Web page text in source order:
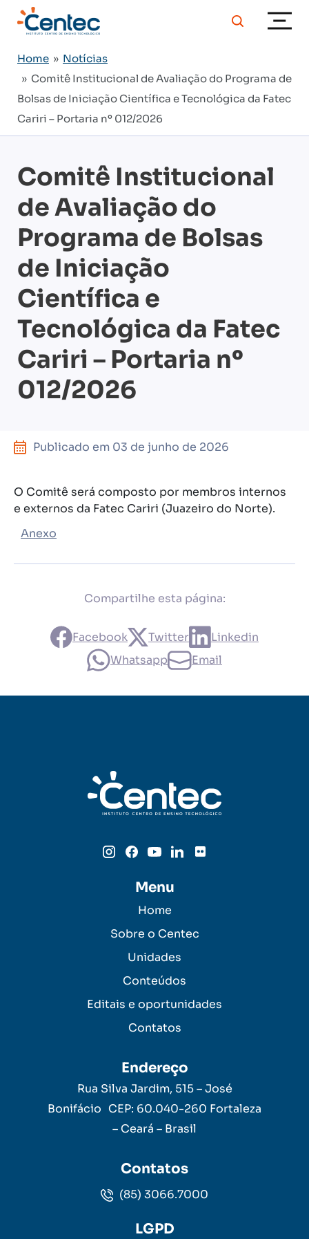
Home » Notícias
» Comitê Institucional de Avaliação do Programa de
Bolsas de Iniciação Científica e Tecnológica da Fatec
Cariri – Portaria nº 012/2026
Comitê Institucional
de Avaliação do
Programa de Bolsas
de Iniciação
Científica e
Tecnológica da Fatec
Cariri – Portaria nº
012/2026
Publicado em 03 de junho de 2026
O Comitê será composto por membros internos
e externos da Fatec Cariri (Juazeiro do Norte).
Anexo
Compartilhe esta página:
Facebook Twitter
Linkedin
Whatsapp
Email
Menu
Home
Sobre o Centec
Unidades
Conteúdos
Editais e oportunidades
Contatos
Endereço
Rua Silva Jardim, 515 – José
Bonifácio CEP: 60.040-260 Fortaleza
– Ceará – Brasil
Contatos
(85) 3066.7000
LGPD